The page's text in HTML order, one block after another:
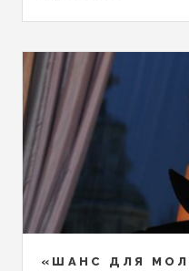
«ШАНС ДЛЯ